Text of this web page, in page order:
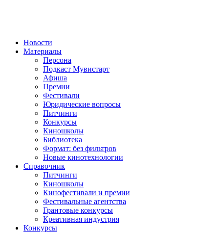
Новости
Материалы
Персона
Подкаст Мувистарт
Афиша
Премии
Фестивали
Юридические вопросы
Питчинги
Конкурсы
Киношколы
Библиотека
Формат: без фильтров
Новые кинотехнологии
Справочник
Питчинги
Киношколы
Кинофестивали и премии
Фестивальные агентства
Грантовые конкурсы
Креативная индустрия
Конкурсы